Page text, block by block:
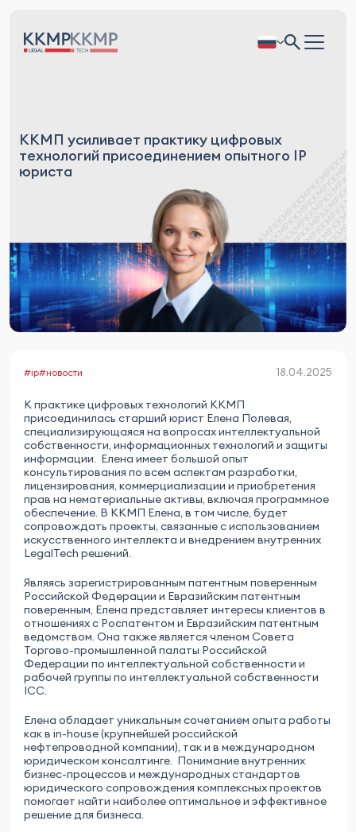
ККМП усиливает практику цифровых
технологий присоединением опытного IP
юриста
#ip#новости 18.04.2025
К практике цифровых технологий ККМП
присоединилась старший юрист Елена Полевая,
специализирующаяся на вопросах интеллектуальной
собственности, информационных технологий и защиты
информации. Елена имеет большой опыт
консультирования по всем аспектам разработки,
лицензирования, коммерциализации и приобретения
прав на нематериальные активы, включая программное
обеспечение. В ККМП Елена, в том числе, будет
сопровождать проекты, связанные с использованием
искусственного интеллекта и внедрением внутренних
LegalTech решений.
Являясь зарегистрированным патентным поверенным
Российской Федерации и Евразийским патентным
поверенным, Елена представляет интересы клиентов в
отношениях с Роспатентом и Евразийским патентным
ведомством. Она также является членом Совета
Торгово-промышленной палаты Российской
Федерации по интеллектуальной собственности и
рабочей группы по интеллектуальной собственности
ICC.
Елена обладает уникальным сочетанием опыта работы
как в in-house (крупнейшей российской
нефтепроводной компании), так и в международном
юридическом консалтинге. Понимание внутренних
бизнес-процессов и международных стандартов
юридического сопровождения комплексных проектов
помогает найти наиболее оптимальное и эффективное
решение для бизнеса.